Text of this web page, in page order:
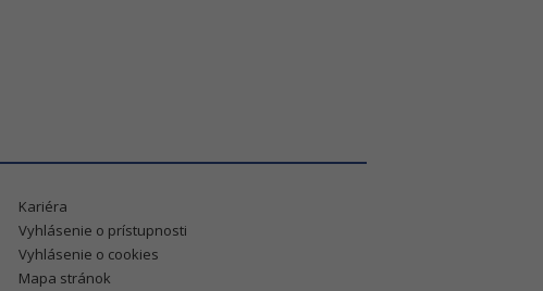
Kariéra
Vyhlásenie o prístupnosti
Vyhlásenie o cookies
Mapa stránok